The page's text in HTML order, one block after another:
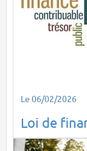
Le 06/02/2026
Loi de